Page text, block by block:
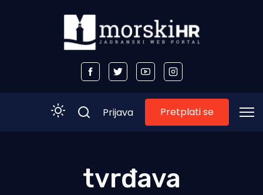
Prijava Pretplati se
tvrđava